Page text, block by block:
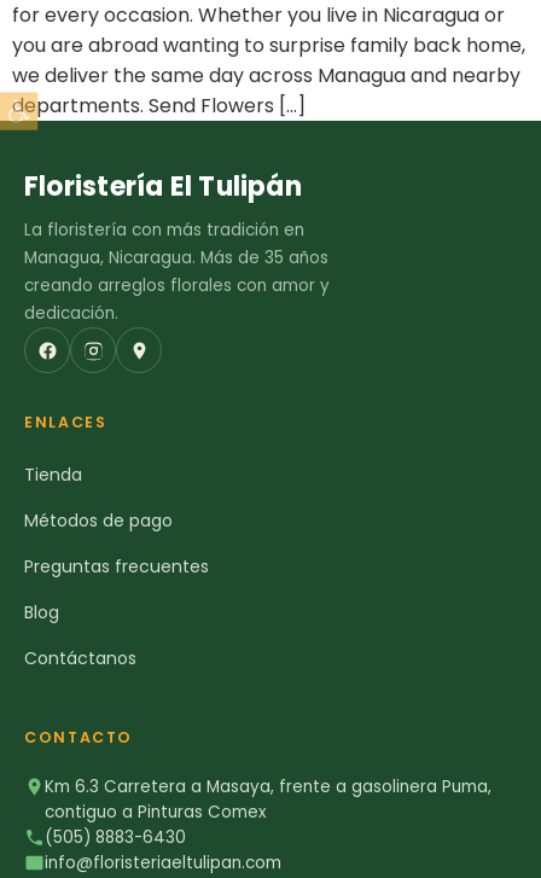
for every occasion. Whether you live in Nicaragua or
you are abroad wanting to surprise family back home,
we deliver the same day across Managua and nearby
departments. Send Flowers […]
Floristería El Tulipán
La floristería con más tradición en
Managua, Nicaragua. Más de 35 años
creando arreglos florales con amor y
dedicación.
ENLACES
Tienda
Métodos de pago
Preguntas frecuentes
Blog
Contáctanos
CONTACTO
Km 6.3 Carretera a Masaya, frente a gasolinera Puma,
contiguo a Pinturas Comex
(505) 8883-6430
info@floristeriaeltulipan.com
Abrir barra de herramientas